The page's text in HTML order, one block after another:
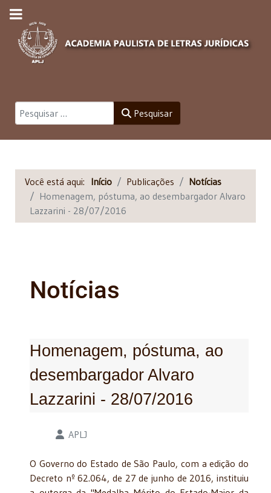
Pesquisar Pesquisar
Você está aqui: Início Publicações
Notícias
Homenagem, póstuma, ao desembargador Alvaro
Lazzarini - 28/07/2016
Notícias
Homenagem, póstuma, ao
desembargador Alvaro
Lazzarini - 28/07/2016
Detalhes APLJ
O Governo do Estado de São Paulo, com a edição do
Decreto nº 62.064, de 27 de junho de 2016, instituiu